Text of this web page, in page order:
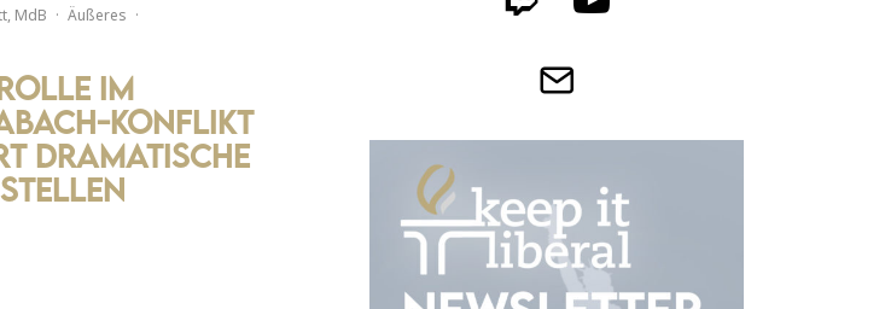
MdB · Äußeres ·
im
Konflikt
dramatische